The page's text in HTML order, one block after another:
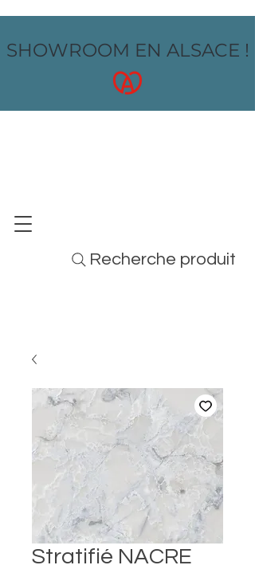
SHOWROOM EN ALSACE !
Recherche produit
Stratifié NACRE